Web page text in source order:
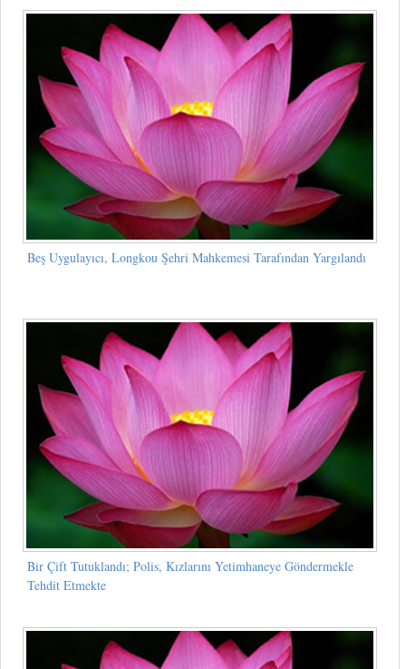
Beş Uygulayıcı, Longkou Şehri Mahkemesi Tarafından Yargılandı
Bir Çift Tutuklandı; Polis, Kızlarını Yetimhaneye Göndermekle
Tehdit Etmekte